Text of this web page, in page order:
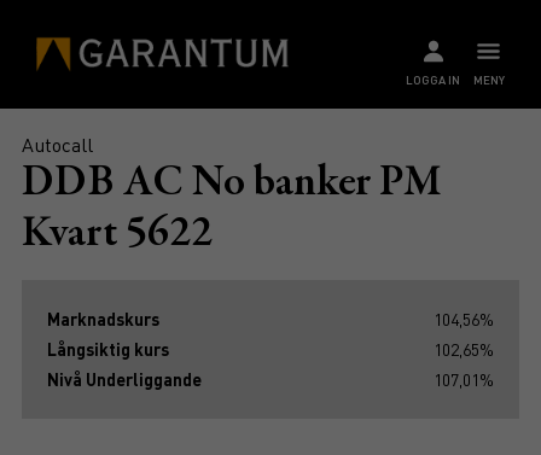
MENY
LOGGA IN
Autocall
DDB AC No banker PM
Kvart 5622
Marknadskurs
104,56%
Långsiktig kurs
102,65%
Nivå Underliggande
107,01%